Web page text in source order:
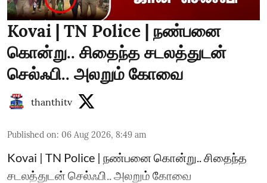
Kovai | TN Police | நண்பனை
கொன்று.. சிதைந்த சடலத்துடன்
செல்ஃபி.. அலறும் கோவை
thanthitv
Published on: 06 Aug 2026, 8:49 am
Kovai | TN Police | நண்பனை கொன்று.. சிதைந்த
சடலத்துடன் செல்ஃபி.. அலறும் கோவை